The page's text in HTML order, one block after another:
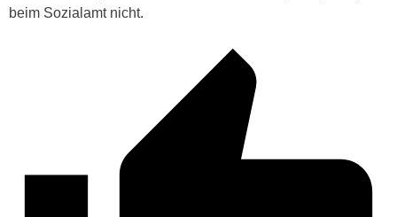
beim Sozialamt nicht.